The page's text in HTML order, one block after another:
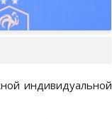
индивидуальной